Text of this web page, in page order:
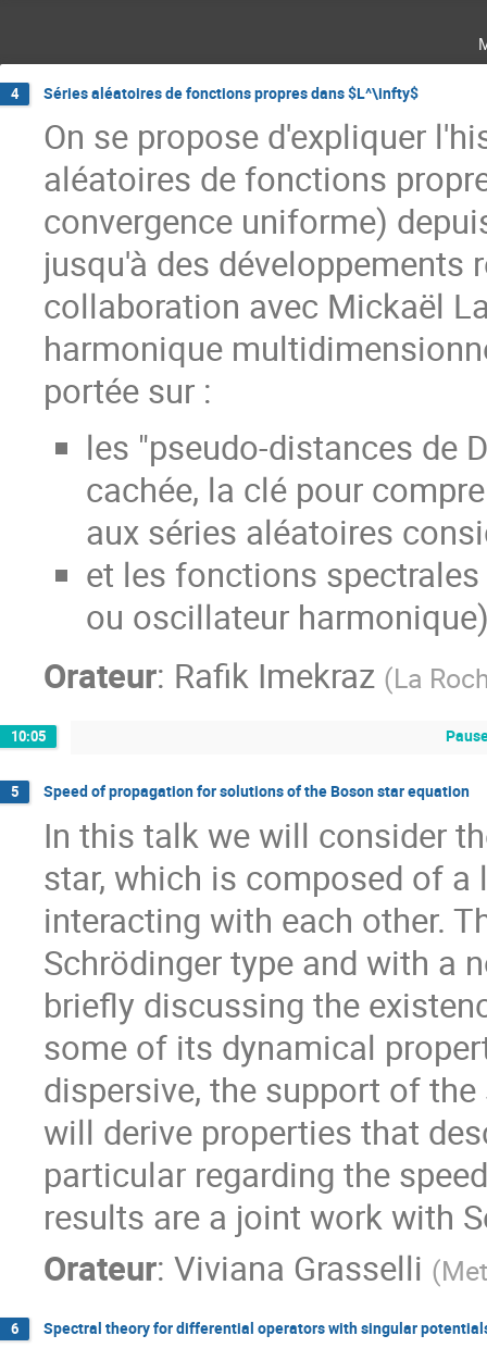
4 Séries aléatoires de fonctions propres dans $L^\infty$
On se propose d'expliquer
aléatoires de fonctions
convergence uniforme)
jusqu'à des développements
collaboration avec Mickaël
harmonique
portée sur :
les "pseudo-distances de
cachée, la clé pour
aux séries aléatoires
et les fonctions
ou oscillateur
Orateur: Rafik Imekraz (La
10:05
5 Speed of propagation for solutions of the Boson star equation
In this talk we will consider
star, which is composed of
interacting with each other.
Schrödinger type and with a
briefly discussing the
some of its dynamical
dispersive, the support of
will derive properties that
particular regarding the
results are a joint work with
Orateur: Viviana Grasselli (
6 Spectral theory for differential operators with singular